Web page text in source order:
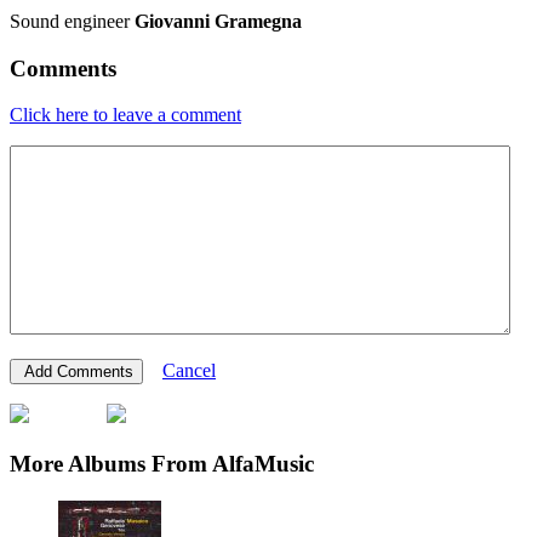
Sound engineerGiovanni Gramegna
Comments
Click here to leave a comment
Cancel
More Albums From AlfaMusic